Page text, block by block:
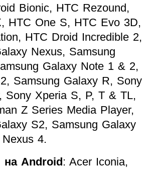
Bionic, HTC Rezound,
HTC One S, HTC Evo 3D,
HTC Droid Incredible 2,
Nexus, Samsung
Galaxy Note 1 & 2,
Samsung Galaxy R, Sony
Sony Xperia S, P, T & TL,
Z Series Media Player,
S2, Samsung Galaxy
4.
Android: Acer Iconia,